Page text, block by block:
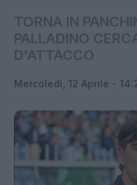
TORNA IN
PALLADINO
D'ATTACCO
Mercoledì, 12 Aprile -